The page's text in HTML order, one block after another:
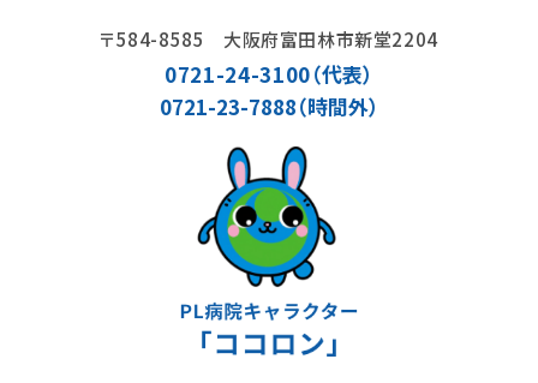
〒584-8585 大阪府富田林市新堂2204
0721-24-3100（代表）
0721-23-7888（時間外）